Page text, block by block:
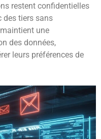
restent confidentielles
des tiers sans
une
des données,
leurs préférences de